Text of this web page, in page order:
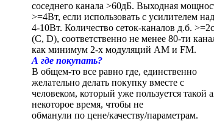
соседнего канала >60дБ. Выходная
>=4Вт, если использовать с усилителем
4-10Вт. Количество сеток-каналов д.б.
(C, D), соответственно не менее 80-ти
как минимум 2-х модуляций AM и FM.
А где покупать?
В общем-то все равно где, единственно
желательно делать покупку вместе с
человеком, который уже пользуется такой
некоторое время, чтобы не
обманули по цене/качеству/параметрам.